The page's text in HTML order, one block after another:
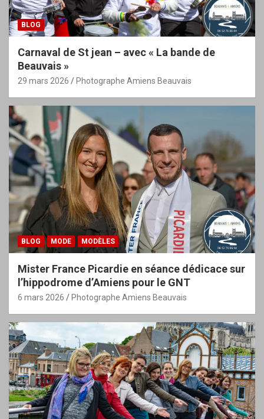
BLOG
Carnaval de St jean – avec « La bande de
Beauvais »
29 mars 2026 Photographe Amiens Beauvais
BLOG MODE MODÈLES
Mister France Picardie en séance dédicace sur
l’hippodrome d’Amiens pour le GNT
6 mars 2026 Photographe Amiens Beauvais